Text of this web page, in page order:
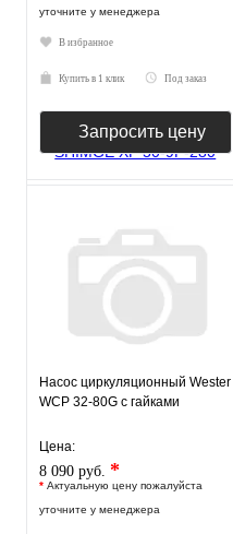
уточните у менеджера
В избранное
Купить в 1 клик Под заказ
Запросить цену
Насос циркуляционный Wester
WCP 32-80G с гайками
Цена:
8 090 руб. *
* Актуальную цену пожалуйста
уточните у менеджера